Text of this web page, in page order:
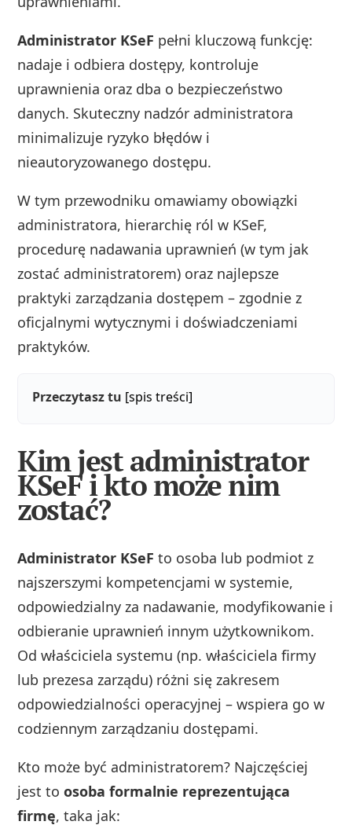
Administrator KSeF pełni kluczową funkcję:
nadaje i odbiera dostępy, kontroluje
uprawnienia oraz dba o bezpieczeństwo
danych. Skuteczny nadzór administratora
minimalizuje ryzyko błędów i
nieautoryzowanego dostępu.
W tym przewodniku omawiamy obowiązki
administratora, hierarchię ról w KSeF,
procedurę nadawania uprawnień (w tym jak
zostać administratorem) oraz najlepsze
praktyki zarządzania dostępem – zgodnie z
oficjalnymi wytycznymi i doświadczeniami
praktyków.
Przeczytasz tu [spis treści]
Kim jest administrator
KSeF i kto może nim
zostać?
Administrator KSeF to osoba lub podmiot z
najszerszymi kompetencjami w systemie,
odpowiedzialny za nadawanie, modyfikowanie i
odbieranie uprawnień innym użytkownikom.
Od właściciela systemu (np. właściciela firmy
lub prezesa zarządu) różni się zakresem
odpowiedzialności operacyjnej – wspiera go w
codziennym zarządzaniu dostępami.
Kto może być administratorem? Najczęściej
jest toosoba formalnie reprezentująca
firmę, taka jak: